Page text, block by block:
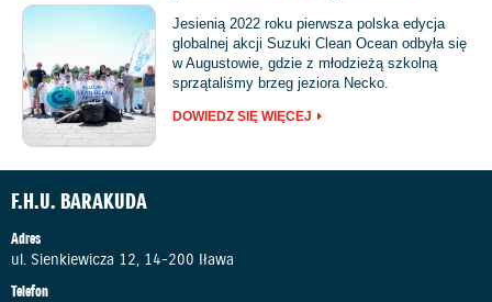
Jesienią 2022 roku pierwsza polska edycja
globalnej akcji Suzuki Clean Ocean odbyła się
w Augustowie, gdzie z młodzieżą szkolną
sprzątaliśmy brzeg jeziora Necko.
DOWIEDZ SIĘ WIĘCEJ
F.H.U. BARAKUDA
Adres
ul. Sienkiewicza 12, 14-200 Iława
Telefon